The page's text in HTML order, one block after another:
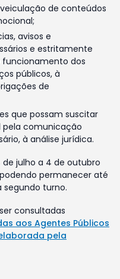
de conteúdos
avisos e
e estritamente
funcionamento dos
públicos, à
de
que possam suscitar
pela comunicação
à análise jurídica.
julho a 4 de outubro
permanecer até
segundo turno.
consultadas
aos Agentes Públicos
pela